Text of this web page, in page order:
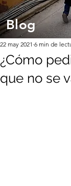
Blog
¿Cómo
que no se
22 may 2021 6 min de